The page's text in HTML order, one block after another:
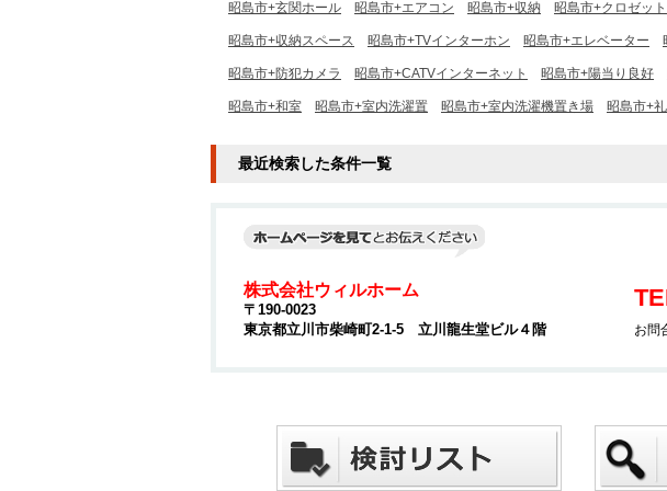
昭島市+玄関ホール 昭島市+エアコン 昭島市+収納 昭島市+クロゼット
昭島市+収納スペース 昭島市+TVインターホン 昭島市+エレベーター
昭島市+防犯カメラ 昭島市+CATVインターネット 昭島市+陽当り良好
昭島市+和室 昭島市+室内洗濯置 昭島市+室内洗濯機置き場 昭島市+
最近検索した条件一覧
株式会社ウィルホーム
〒190-0023
東京都立川市柴崎町2-1-5 立川龍生堂ビル４階
お問